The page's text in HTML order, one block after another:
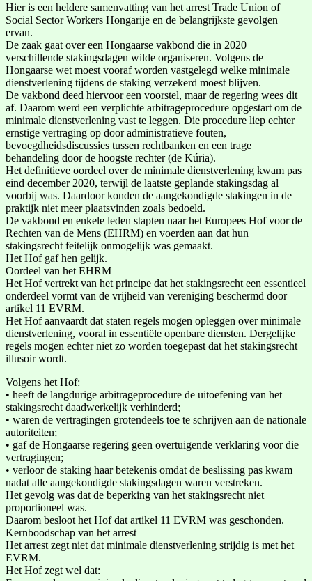
Hier is een heldere samenvatting van het arrest Trade Union of
Social Sector Workers Hongarije en de belangrijkste gevolgen
ervan.
De zaak gaat over een Hongaarse vakbond die in 2020
verschillende stakingsdagen wilde organiseren. Volgens de
Hongaarse wet moest vooraf worden vastgelegd welke minimale
dienstverlening tijdens de staking verzekerd moest blijven.
De vakbond deed hiervoor een voorstel, maar de regering wees dit
af. Daarom werd een verplichte arbitrageprocedure opgestart om de
minimale dienstverlening vast te leggen. Die procedure liep echter
ernstige vertraging op door administratieve fouten,
bevoegdheidsdiscussies tussen rechtbanken en een trage
behandeling door de hoogste rechter (de Kúria).
Het definitieve oordeel over de minimale dienstverlening kwam pas
eind december 2020, terwijl de laatste geplande stakingsdag al
voorbij was. Daardoor konden de aangekondigde stakingen in de
praktijk niet meer plaatsvinden zoals bedoeld.
De vakbond en enkele leden stapten naar het Europees Hof voor de
Rechten van de Mens (EHRM) en voerden aan dat hun
stakingsrecht feitelijk onmogelijk was gemaakt.
Het Hof gaf hen gelijk.
Oordeel van het EHRM
Het Hof vertrekt van het principe dat het stakingsrecht een essentieel
onderdeel vormt van de vrijheid van vereniging beschermd door
artikel 11 EVRM.
Het Hof aanvaardt dat staten regels mogen opleggen over minimale
dienstverlening, vooral in essentiële openbare diensten. Dergelijke
regels mogen echter niet zo worden toegepast dat het stakingsrecht
illusoir wordt.
Volgens het Hof:
• heeft de langdurige arbitrageprocedure de uitoefening van het
stakingsrecht daadwerkelijk verhinderd;
• waren de vertragingen grotendeels toe te schrijven aan de nationale
autoriteiten;
• gaf de Hongaarse regering geen overtuigende verklaring voor die
vertragingen;
• verloor de staking haar betekenis omdat de beslissing pas kwam
nadat alle aangekondigde stakingsdagen waren verstreken.
Het gevolg was dat de beperking van het stakingsrecht niet
proportioneel was.
Daarom besloot het Hof dat artikel 11 EVRM was geschonden.
Kernboodschap van het arrest
Het arrest zegt niet dat minimale dienstverlening strijdig is met het
EVRM.
Het Hof zegt wel dat: